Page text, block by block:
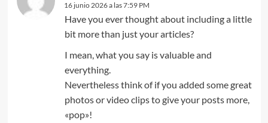
16 junio 2026 a las 7:59 PM
Have you ever thought about including a little
bit more than just your articles?
I mean, what you say is valuable and
everything.
Nevertheless think of if you added some great
photos or video clips to give your posts more,
«pop»!